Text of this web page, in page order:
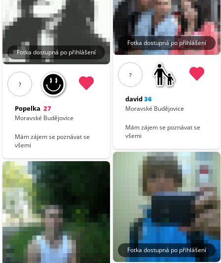
Fotka dostupná po přihlášení
?
Popelka 27
Moravské Budějovice
Mám zájem se poznávat se
všemi
Fotka dostupná po přihlášení
?
david36
Moravské Budějovice
Mám zájem se poznávat se
všemi
Fotka dostupná po přihlášení